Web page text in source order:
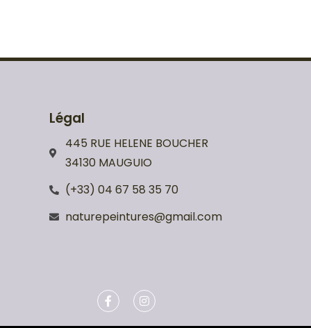
Légal
445 RUE HELENE BOUCHER
34130 MAUGUIO
(+33) 04 67 58 35 70
naturepeintures@gmail.com